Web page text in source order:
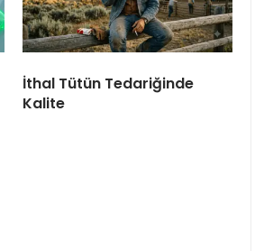
İthal Tütün Tedariğinde
Kalite